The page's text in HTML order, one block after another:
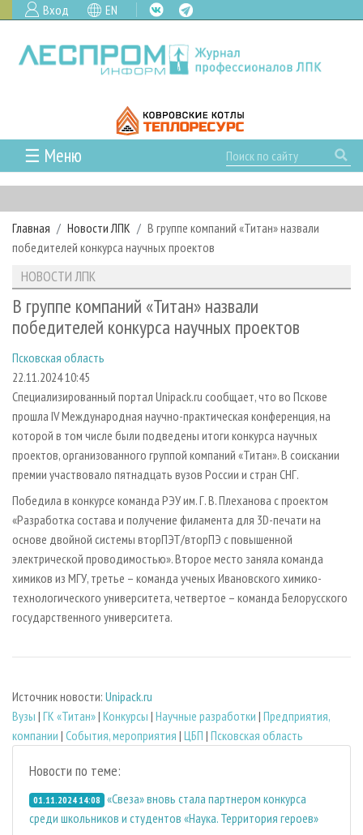
Вход EN
☰ Меню
ГЛАВНАЯ
РУБРИКИ И ТЕМЫ
РУБРИКИ ЖУРНАЛА
ЛЕСОЗАГОТОВКА
ЛЕСОПИЛЕНИЕ
СУШКА ДРЕВЕСИНЫ
ПРОИЗВОДСТВО ДРЕВЕСНЫХ ПЛИТ
ДЕРЕВЯННОЕ ДОМОСТРОЕНИЕ
ПРОИЗВОДСТВО МЕБЕЛИ
БИОЭНЕРГЕТИКА
ЦБП
ИНСТРУМЕНТ И МАТЕРИАЛЫ
НОВОСТИ
НОВОСТИ ЛПК
НОВОСТИ ЖУРНАЛА
ПРОЕКТЫ ЛПИ
АНАЛИТИКА
ПРЕДПРИЯТИЯ ЛПК
ПЕРСОНЫ
МОБИЛЬНЫЕ ВЫСТАВКИ
ОФИЦИАЛЬНЫЕ ДЕЛЕГАЦИИ
ПРИОРИТЕТНЫЕ ИНВЕСТПРОЕКТЫ
RUSSIAN FORESTRY REVIEW
ГАЗЕТА ЛЕСПРОМФОРУМ
БИБЛИОТЕКА СПЕЦИАЛИСТА
АРХИВ ЖУРНАЛОВ
СТАТЬИ
О ЖУРНАЛЕ
ПОДПИСКА
КОНТАКТЫ
РЕКЛАМОДАТЕЛЯМ
РЕКЛАМА
РЕКЛАМА НА САЙТЕ
Главная Новости ЛПК
В группе компаний «Титан» назвали
победителей конкурса научных проектов
НОВОСТИ ЛПК
В группе компаний «Титан» назвали
победителей конкурса научных проектов
Псковская область
22.11.2024 10:45
Специализированный портал Unipack.ru сообщает, что во Пскове
прошла IV Международная научно-практическая конференция, на
которой в том числе были подведены итоги конкурса научных
проектов, организованного группой компаний «Титан». В соискании
премии участвовало пятнадцать вузов России и стран СНГ.
Победила в конкурсе команда РЭУ им. Г. В. Плеханова с проектом
«Разработка состава и получение филамента для 3D-печати на
основе двойной системы вторПЭТ/вторПЭ с повышенной
электрической проводимостью». Второе место заняла команда
химиков из МГУ, третье – команда ученых Ивановского химико-
технологического университета, четвертое – команда Белорусского
государственного университета.
Источник новости: Unipack.ru
Вузы | ГК «Титан»| Конкурсы | Научные разработки | Предприятия,
компании | События, мероприятия | ЦБП | Псковская область
Новости по теме:
01.11.2024 14:08 «Свеза» вновь стала партнером конкурса
среди школьников и студентов «Наука. Территория героев»